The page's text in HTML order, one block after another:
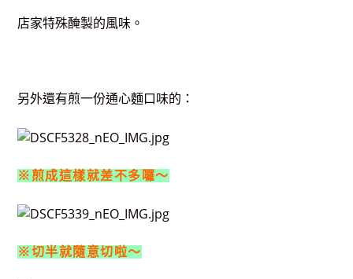
店家特殊醃製的風味。
另外還有煎一份通心麵口味的：
※煎成這樣就差不多囉～
※切半就隨意切啦～